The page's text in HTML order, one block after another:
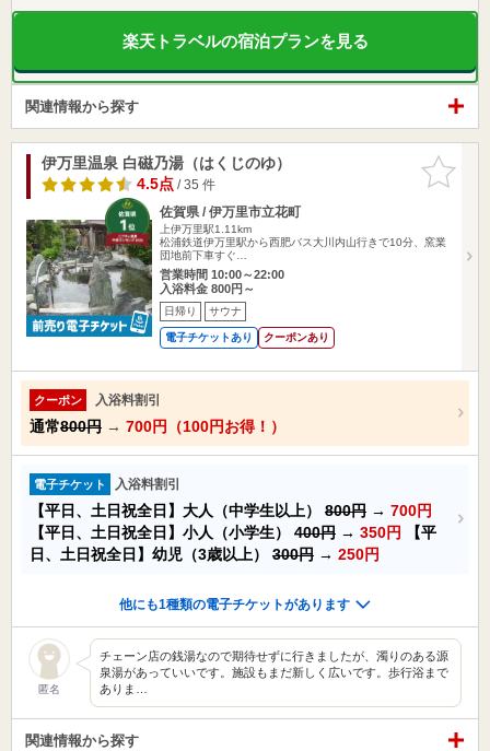
楽天トラベルの宿泊プランを見る
関連情報から探す
お気に入
りに追加
伊万里温泉 白磁乃湯（はくじのゆ）
4.5点/ 35 件
佐賀県 / 伊万里市立花町
上伊万里駅1.11km
松浦鉄道伊万里駅から西肥バス大川内山行きで10分、窯業
団地前下車すぐ…
営業時間 10:00～22:00
入浴料金 800円～
日帰り サウナ
電子チケットあり クーポンあり
クーポン 入浴料割引
通常800円 → 700円（100円お得！）
電子チケット 入浴料割引
【平日、土日祝全日】大人（中学生以上） 800円 → 700円
【平日、土日祝全日】小人（小学生） 400円 → 350円
【平
日、土日祝全日】幼児（3歳以上） 300円 → 250円
他にも1種類の電子チケットがあります
匿名
チェーン店の銭湯なので期待せずに行きましたが、濁りのある源
泉湯があっていいです。施設もまだ新しく広いです。歩行浴まで
ありま…
関連情報から探す